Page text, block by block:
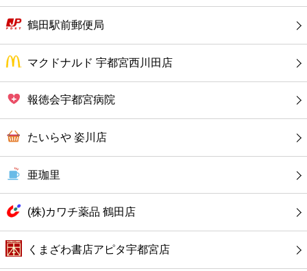
ファミレス
ファーストフード
カフェ
ショッピング
銀行
公共
病院
ホテル
鶴田駅前郵便局
マクドナルド 宇都宮西川田店
報徳会宇都宮病院
たいらや 姿川店
亜珈里
(株)カワチ薬品 鶴田店
くまざわ書店アピタ宇都宮店